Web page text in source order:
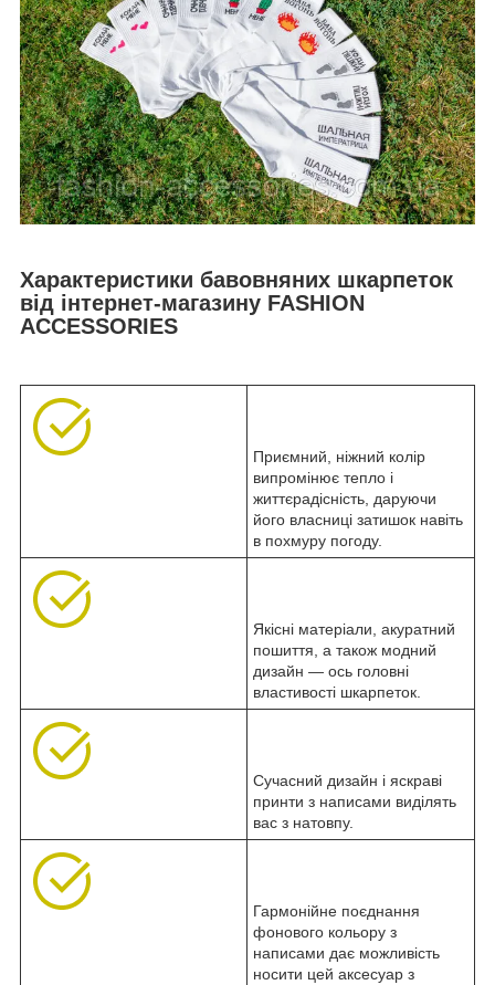
Характеристики бавовняних шкарпеток
від інтернет-магазину FASHION
ACCESSORIES
Приємний, ніжний колір
випромінює тепло і
життєрадісність, даруючи
його власниці затишок навіть
в похмуру погоду.
Якісні матеріали, акуратний
пошиття, а також модний
дизайн — ось головні
властивості шкарпеток.
Сучасний дизайн і яскраві
принти з написами виділять
вас з натовпу.
Гармонійне поєднання
фонового кольору з
написами дає можливість
носити цей аксесуар з